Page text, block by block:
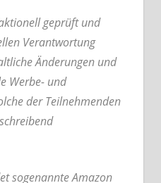
geprüft und
Verantwortung
Änderungen und
Werbe- und
der Teilnehmenden
sogenannte Amazon